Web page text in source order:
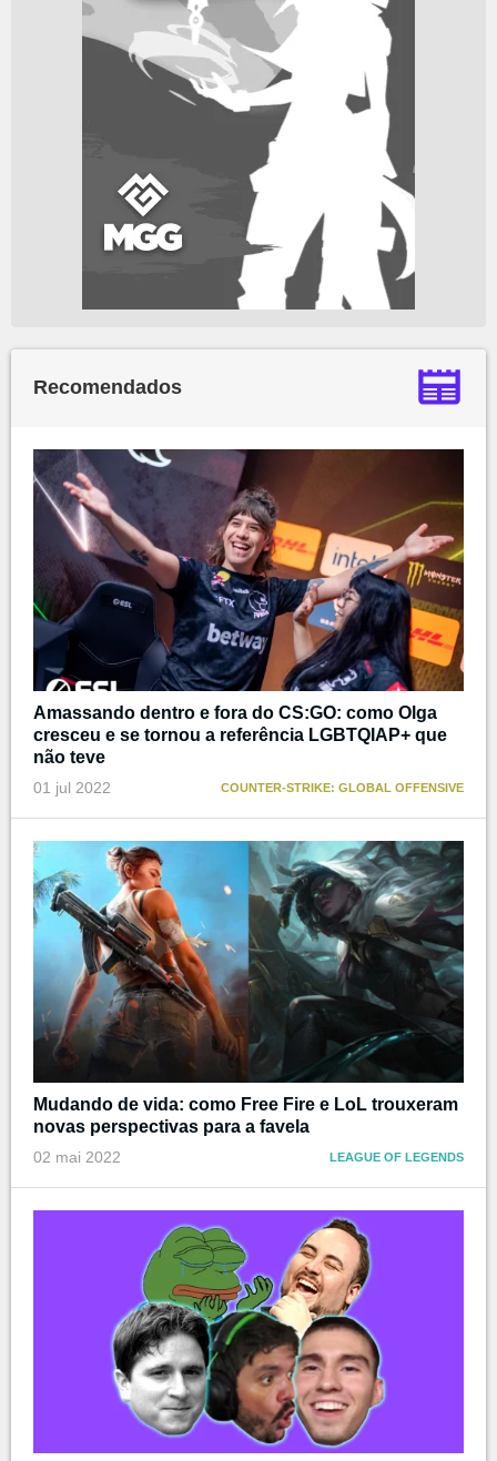
Recomendados
Amassando dentro e fora do CS:GO: como Olga
cresceu e se tornou a referência LGBTQIAP+ que
não teve
01 jul 2022 COUNTER-STRIKE: GLOBAL OFFENSIVE
Mudando de vida: como Free Fire e LoL trouxeram
novas perspectivas para a favela
02 mai 2022 LEAGUE OF LEGENDS